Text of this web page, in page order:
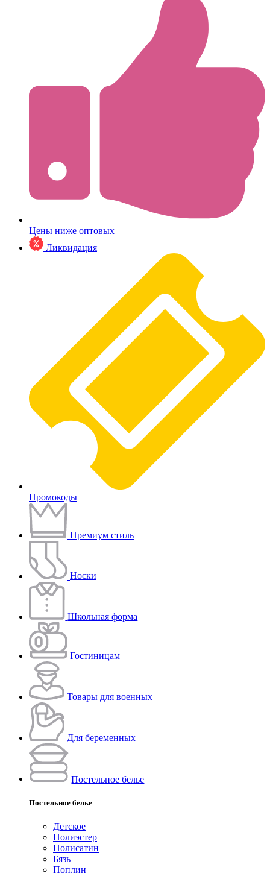
Цены ниже оптовых
Ликвидация
Промокоды
Премиум стиль
Носки
Школьная форма
Гостиницам
Товары для военных
Для беременных
Постельное белье
Постельное белье
Детское
Полиэстeр
Полисатин
Бязь
Поплин